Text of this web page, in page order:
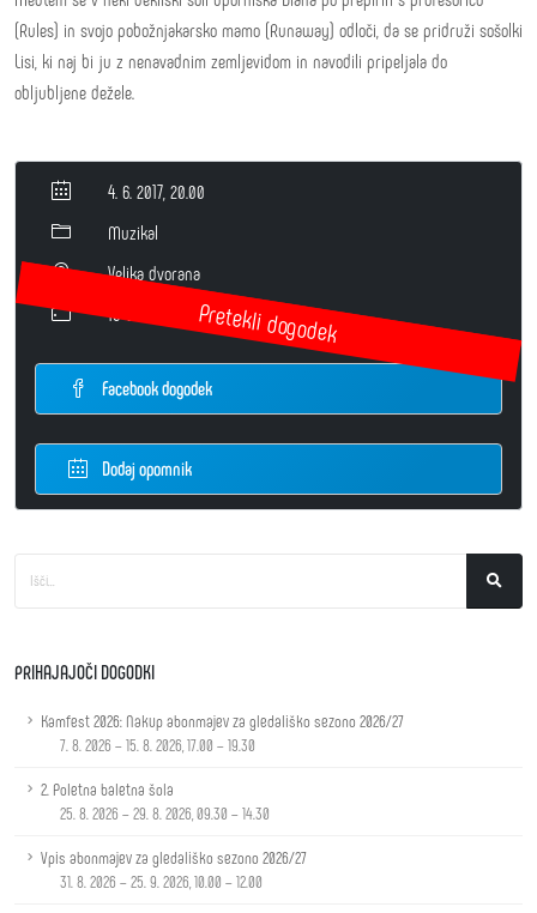
(Rules) in svojo pobožnjakarsko mamo (Runaway) odloči, da se pridruži sošolki
Lisi, ki naj bi ju z nenavadnim zemljevidom in navodili pripeljala do
obljubljene dežele.
4. 6. 2017, 20.00
Muzikal
Velika dvorana
10 EUR / 8 EUR
Facebook dogodek
Dodaj opomnik
PRIHAJAJOČI DOGODKI
Kamfest 2026: Nakup abonmajev za gledališko sezono 2026/27
7. 8. 2026 – 15. 8. 2026, 17.00 – 19.30
2. Poletna baletna šola
25. 8. 2026 – 29. 8. 2026, 09.30 – 14.30
Vpis abonmajev za gledališko sezono 2026/27
31. 8. 2026 – 25. 9. 2026, 10.00 – 12.00